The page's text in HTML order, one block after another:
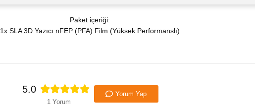
Paket içeriği:
1x SLA 3D Yazıcı nFEP (PFA) Film (Yüksek Performanslı)
5.0
1 Yorum
Yorum Yap